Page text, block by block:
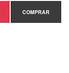
COMPRAR